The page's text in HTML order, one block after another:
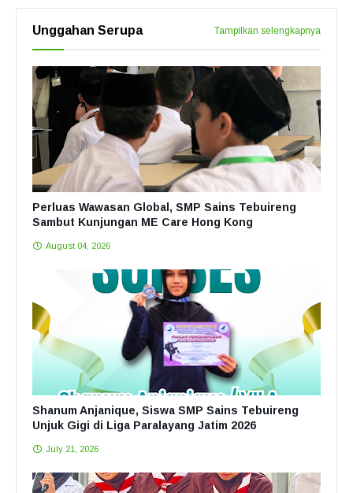
Unggahan Serupa Tampilkan selengkapnya
Perluas Wawasan Global, SMP Sains Tebuireng
Sambut Kunjungan ME Care Hong Kong
August 04, 2026
Shanum Anjanique, Siswa SMP Sains Tebuireng
Unjuk Gigi di Liga Paralayang Jatim 2026
July 21, 2026